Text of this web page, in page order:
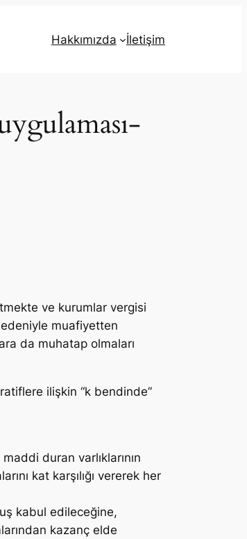
Hakkımızda İletişim
ve kurumlar vergisi
muafiyetten
da muhatap olmaları
ilişkin “k bendinde”
duran varlıklarının
kat karşılığı vererek her
kabul edileceğine,
kazanç elde